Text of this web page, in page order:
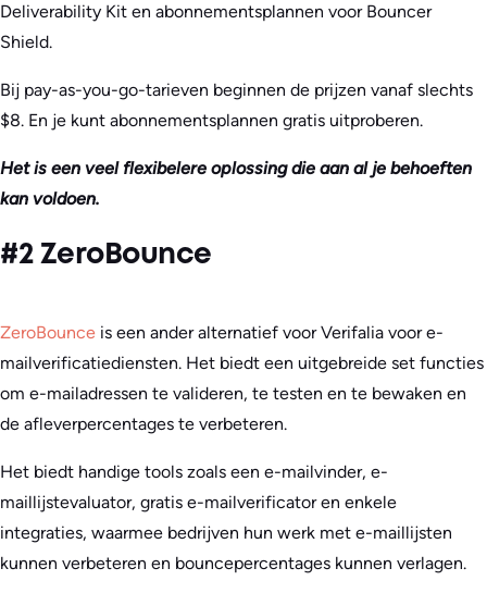
Deliverability Kit en abonnementsplannen voor Bouncer
Shield.
Bij pay-as-you-go-tarieven beginnen de prijzen vanaf slechts
$8. En je kunt abonnementsplannen gratis uitproberen.
Het is een veel flexibelere oplossing die aan al je behoeften
kan voldoen.
#2 ZeroBounce
ZeroBounce is een ander alternatief voor Verifalia voor e-
mailverificatiediensten. Het biedt een uitgebreide set functies
om e-mailadressen te valideren, te testen en te bewaken en
de afleverpercentages te verbeteren.
Het biedt handige tools zoals een e-mailvinder, e-
maillijstevaluator, gratis e-mailverificator en enkele
integraties, waarmee bedrijven hun werk met e-maillijsten
kunnen verbeteren en bouncepercentages kunnen verlagen.